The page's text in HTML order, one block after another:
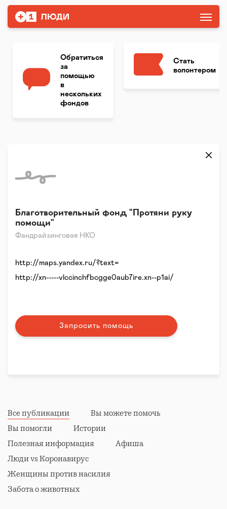
Обратиться
за
помощью
в
нескольких
фондов
Стать
волонтером
Фандрайзинговая НКО
Благотворительный фонд "Протяни руку
помощи"
http://maps.yandex.ru/?text=
http://xn-----vlccinchfbcgge0aub7ire.xn--p1ai/
Запросить помощь
Все публикации
Вы можете помочь
Вы помогли
Истории
Полезная информация
Афиша
Люди vs Коронавирус
Женщины против насилия
Забота о животных